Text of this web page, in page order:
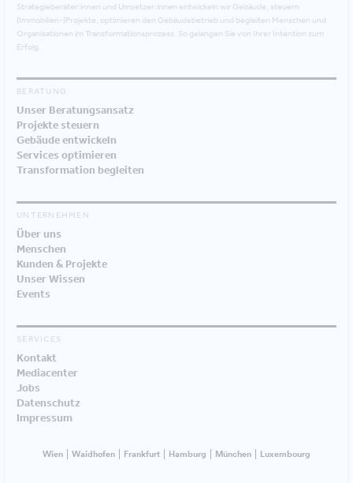
Strategieberater:innen und Umsetzer:innen entwickeln wir Gebäude, steuern
(Immobilien-)Projekte, optimieren den Gebäudebetrieb und begleiten Menschen und
Organisationen im Transformationsprozess. So gelangen Sie von Ihrer Intention zum
Erfolg.
BERATUNG
Unser Beratungsansatz
Projekte steuern
Gebäude entwickeln
Services optimieren
Transformation begleiten
UNTERNEHMEN
Über uns
Menschen
Kunden & Projekte
Unser Wissen
Events
SERVICES
Kontakt
Mediacenter
Jobs
Datenschutz
Impressum
Wien Waidhofen Frankfurt Hamburg München Luxembourg